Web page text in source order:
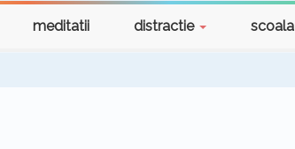
meditatii distractie scoala